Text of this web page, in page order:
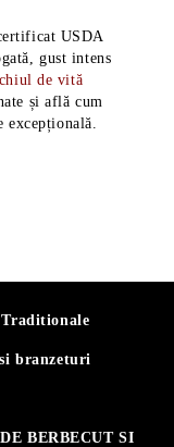
USDA
gust intens
de vită
și află cum
excepțională.
Traditionale
branzeturi
BERBECUT SI